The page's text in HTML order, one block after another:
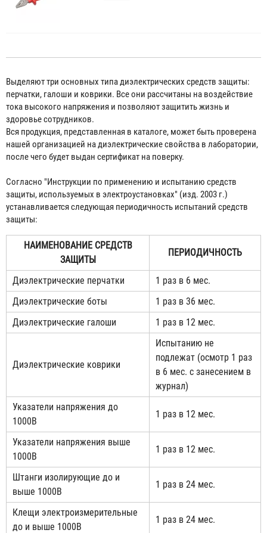
Выделяют три основных типа диэлектрических средств защиты:
перчатки, галоши и коврики. Все они рассчитаны на воздействие
тока высокого напряжения и позволяют защитить жизнь и
здоровье сотрудников.
Вся продукция, представленная в каталоге, может быть проверена
нашей организацией на диэлектрические свойства в лаборатории,
после чего будет выдан сертификат на поверку.
Согласно "Инструкции по применению и испытанию средств
защиты, используемых в электроустановках" (изд. 2003 г.)
устанавливается следующая периодичность испытаний средств
защиты:
НАИМЕНОВАНИЕ СРЕДСТВ
ЗАЩИТЫ
ПЕРИОДИЧНОСТЬ
Диэлектрические перчатки
1 раз в 6 мес.
Диэлектрические боты
1 раз в 36 мес.
Диэлектрические галоши
1 раз в 12 мес.
Диэлектрические коврики
Испытанию не
подлежат (осмотр 1 раз
в 6 мес. с занесением в
журнал)
Указатели напряжения до
1000В
1 раз в 12 мес.
Указатели напряжения выше
1000В
1 раз в 12 мес.
Штанги изолирующие до и
выше 1000В
1 раз в 24 мес.
Клещи электроизмерительные
до и выше 1000В
1 раз в 24 мес.